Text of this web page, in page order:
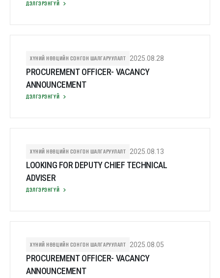
ДЭЛГЭРЭНГҮЙ
ХҮНИЙ НӨӨЦИЙН СОНГОН ШАЛГАРУУЛАЛТ 2025.08.28
PROCUREMENT OFFICER- VACANCY
ANNOUNCEMENT
ДЭЛГЭРЭНГҮЙ
ХҮНИЙ НӨӨЦИЙН СОНГОН ШАЛГАРУУЛАЛТ 2025.08.13
LOOKING FOR DEPUTY CHIEF TECHNICAL
ADVISER
ДЭЛГЭРЭНГҮЙ
ХҮНИЙ НӨӨЦИЙН СОНГОН ШАЛГАРУУЛАЛТ 2025.08.05
PROCUREMENT OFFICER- VACANCY
ANNOUNCEMENT